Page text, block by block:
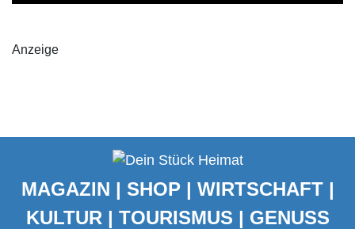
Anzeige
MAGAZIN | SHOP | WIRTSCHAFT |
KULTUR | TOURISMUS | GENUSS